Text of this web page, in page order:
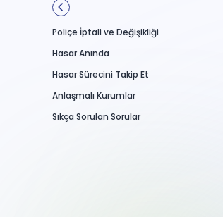
Poliçe İptali ve Değişikliği
Hasar Anında
Hasar Sürecini Takip Et
Anlaşmalı Kurumlar
Sıkça Sorulan Sorular